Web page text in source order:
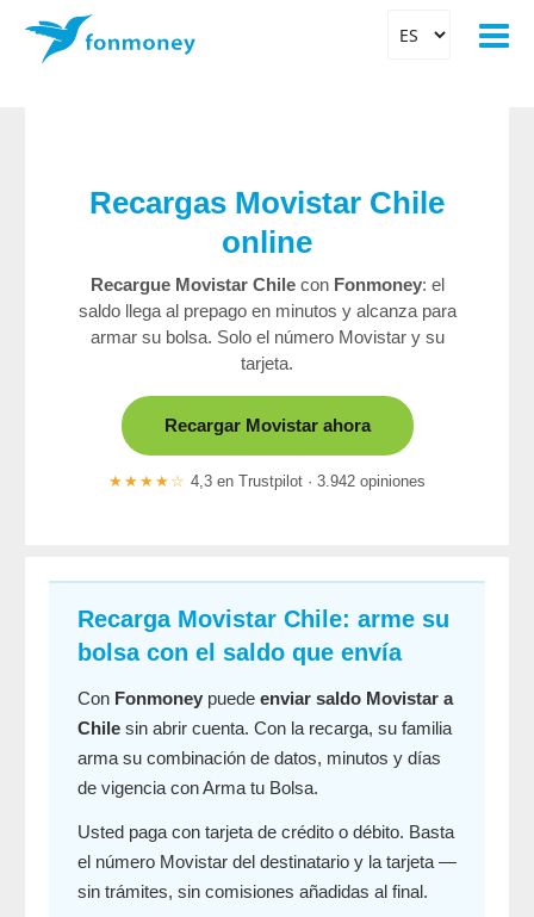
Recargas Movistar Chile
online
Recargue Movistar Chilecon Fonmoney: el
saldo llega al prepago en minutos y alcanza para
armar su bolsa. Solo el número Movistar y su
tarjeta.
Recargar Movistar ahora
★★★★☆ 4,3 en Trustpilot · 3.942 opiniones
Recarga Movistar Chile: arme su
bolsa con el saldo que envía
Con Fonmoney puede enviar saldo Movistar a
Chile sin abrir cuenta. Con la recarga, su familia
arma su combinación de datos, minutos y días
de vigencia con Arma tu Bolsa.
Usted paga con tarjeta de crédito o débito. Basta
el número Movistar del destinatario y la tarjeta —
sin trámites, sin comisiones añadidas al final.